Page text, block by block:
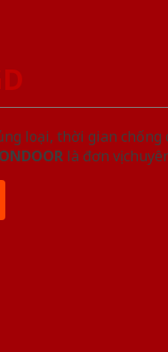
loại, thời gian
là đơn vị